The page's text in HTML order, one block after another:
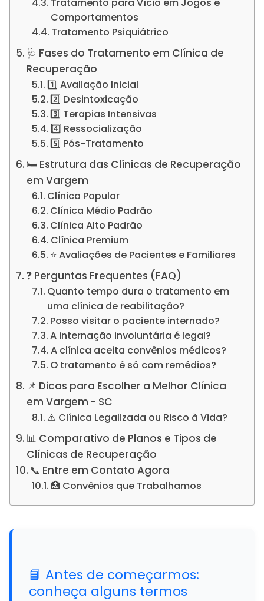
Tratamento para Vício em Jogos e
Comportamentos
Tratamento Psiquiátrico
🩺 Fases do Tratamento em Clínica de
Recuperação
1️⃣ Avaliação Inicial
2️⃣ Desintoxicação
3️⃣ Terapias Intensivas
4️⃣ Ressocialização
5️⃣ Pós-Tratamento
🛏️ Estrutura das Clínicas de Recuperação
em Vargem
Clínica Popular
Clínica Médio Padrão
Clínica Alto Padrão
Clínica Premium
⭐ Avaliações de Pacientes e Familiares
❓ Perguntas Frequentes (FAQ)
Quanto tempo dura o tratamento em
uma clínica de reabilitação?
Posso visitar o paciente internado?
A internação involuntária é legal?
A clínica aceita convênios médicos?
O tratamento é só com remédios?
📌 Dicas para Escolher a Melhor Clínica
em Vargem - SC
⚠️ Clínica Legalizada ou Risco à Vida?
📊 Comparativo de Planos e Tipos de
Clínicas de Recuperação
📞 Entre em Contato Agora
🏥 Convênios que Trabalhamos
📘 Antes de começarmos:
conheça alguns termos